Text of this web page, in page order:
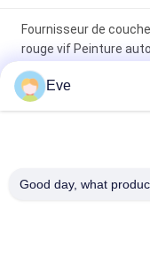
Fournisseur de
rouge vif Peinture
en aérosol
Peinture automobile
Peinture de finition
réparation automobile
Eve
Good day, what